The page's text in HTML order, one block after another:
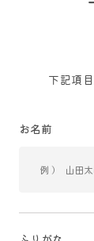
下記項
お名前